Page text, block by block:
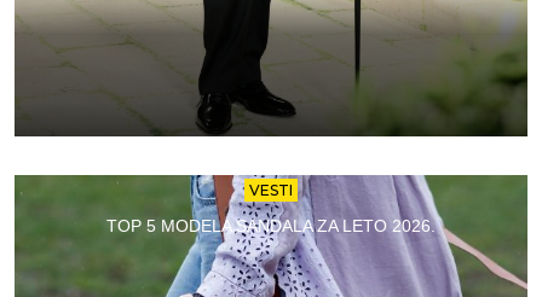
VESTI
TOP 5 MODELA SANDALA ZA LETO 2026.